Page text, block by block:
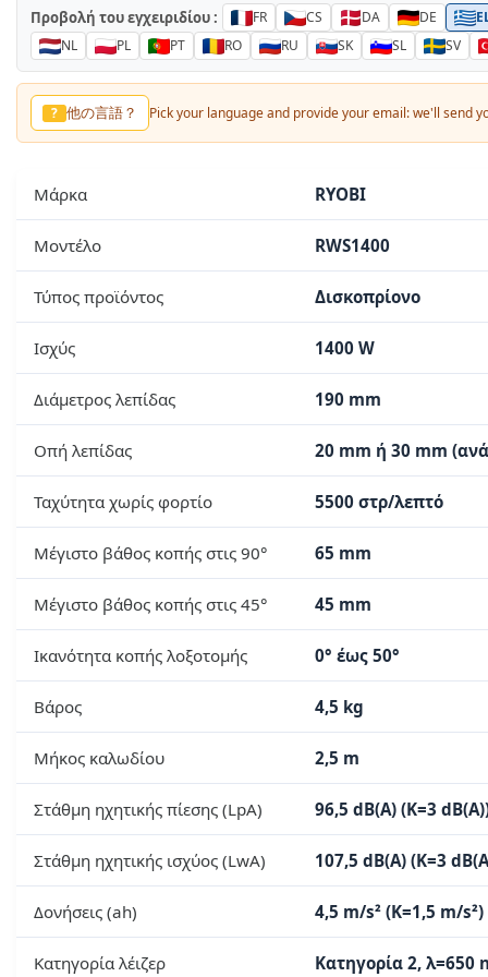
Προβολή του εγχειριδίου : FR CS DA DE
NL
PL PT RO RU SK SL SV
? 其他语言？ Pick your language and provide your email: we'll send
Μάρκα RYOBI
Μοντέλο RWS1400
Τύπος προϊόντος Δισκοπρίονο
Ισχύς 1400 W
Διάμετρος λεπίδας 190 mm
Οπή λεπίδας 20 mm ή 30 mm
Ταχύτητα χωρίς φορτίο 5500 στρ/λεπτό
Μέγιστο βάθος κοπής στις 90° 65 mm
Μέγιστο βάθος κοπής στις 45° 45 mm
Ικανότητα κοπής λοξοτομής 0° έως 50°
Βάρος 4,5 kg
Μήκος καλωδίου 2,5 m
Στάθμη ηχητικής πίεσης (LpA) 96,5 dB(A) (K=3
Στάθμη ηχητικής ισχύος (LwA) 107,5 dB(A) (K=3
Δονήσεις (ah) 4,5 m/s² (K=1,5 m/s²)
Κατηγορία λέιζερ Κατηγορία 2, λ=650